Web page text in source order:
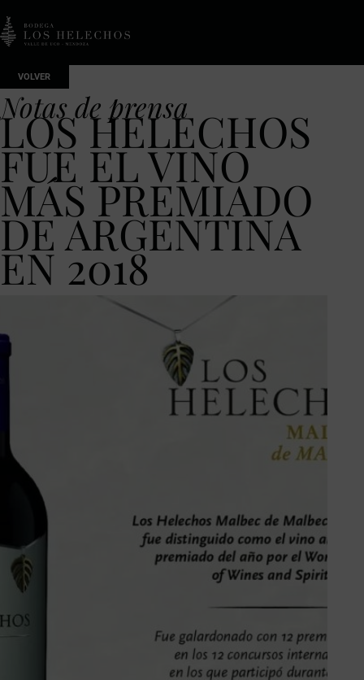
VOLVER
Notas de prensa
LOS HELECHOS
FUE EL VINO
MÁS PREMIADO
DE ARGENTINA
EN 2018